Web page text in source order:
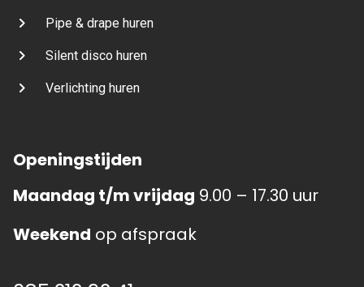
Pipe & drape huren
Silent disco huren
Verlichting huren
Openingstijden
Maandag t/m vrijdag 9.00 – 17.30 uur
Weekend op afspraak